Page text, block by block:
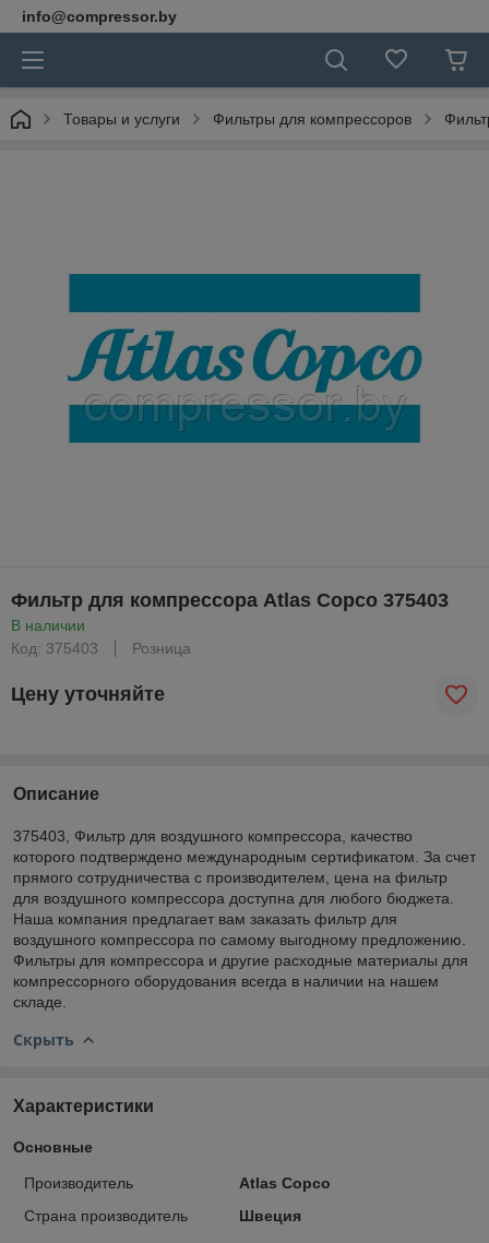
info@compressor.by
Товары и услуги Фильтры для компрессоров
Фильтр для компрессора Atlas Copco 375403
В наличии
Код: 375403
Розница
Цену уточняйте
Описание
375403, Фильтр для воздушного компрессора, качество
которого подтверждено международным сертификатом. За счет
прямого сотрудничества с производителем, цена на фильтр
для воздушного компрессора доступна для любого бюджета.
Наша компания предлагает вам заказать фильтр для
воздушного компрессора по самому выгодному предложению.
Фильтры для компрессора и другие расходные материалы для
компрессорного оборудования всегда в наличии на нашем
складе.
Скрыть
Характеристики
Основные
Производитель
Atlas Copco
Страна производитель
Швеция